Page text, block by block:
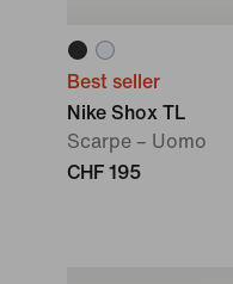
Best seller
Nike Shox TL
Scarpe – Uomo
CHF 195